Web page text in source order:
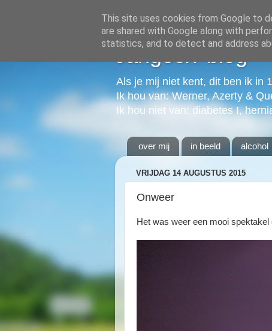
Jangeox' blog
Als je mij niet kent, dit ben ik in
Ik hou van: Werner, Azerty &
Ik hou niet van: diabetes I,
over mij in beeld alcohol
VRIJDAG 14 AUGUSTUS 2015
Onweer
Het was weer een mooi spektakel
This site uses cookies from Google to
are shared with Google along with
statistics, and to detect and address